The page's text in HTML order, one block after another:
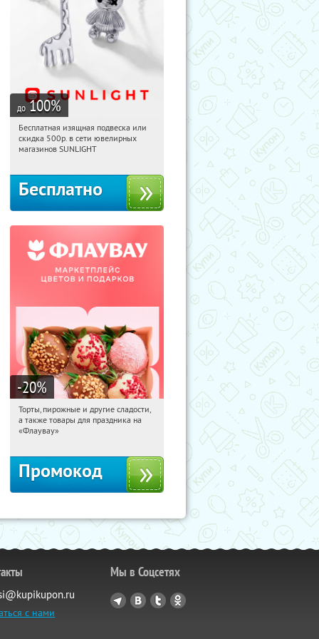
до 100%
16:08:39 Получили:
Россия
Бесплатная изящная подвеска или
скидка 500р. в сети ювелирных
магазинов SUNLIGHT
Бесплатно
-20%
16:08:39 Получили:
Россия
Торты, пирожные и другие сладости,
а также товары для праздника на
«Флаувау»
Промокод
с нами
Мы в Соцсетях